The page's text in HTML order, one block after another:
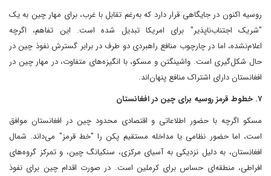
روسیه اکنون در جایگاهی قرار دارد که به‌رغم تقابل با غرب، برای مهار چین به یک
"شریک اجتناب‌ناپذیر" برای امریکا تبدیل شده است. این تفاهم، اگرچه
اعلام‌نشده، اما در چارچوب منافع راهبردی دو طرف در برابر گسترش نفوذ چین در
حال شکل‌گیری است. واشینگتن و مسکو، با انگیزه‌های متفاوت، در مهار چین در
افغانستان دارای اشتراک منافع پنهان‌اند.
۷. خطوط قرمز روسیه برای چین در افغانستان
مسکو اگرچه با حضور اطلاعاتی و اقتصادی محدود چین در افغانستان موافق
است، اما حضور نظامی یا مداخله مستقیم پکن را "خط قرمز" می‌داند. شمال
افغانستان، به دلیل نزدیکی به آسیای مرکزی، سنکیانگ چین، و تمرکز گروه‌های
افراطی، منطقه‌ای حساس برای کرملین است. در صورت اقدام چین برای نفوذ